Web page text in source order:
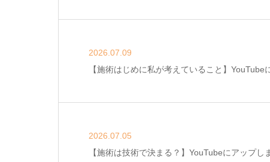
2026.07.09
【施術はじめに私が考えていること】YouTube
2026.07.05
【施術は技術で決まる？】YouTubeにアップし